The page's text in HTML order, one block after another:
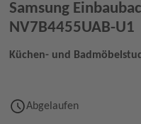
Samsung
NV7B4455UAB-U1
Küchen- und
Abgelaufen